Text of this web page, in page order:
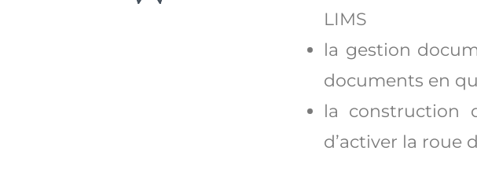
LIMS
la gestion
documents en
la construction
d’activer la roue